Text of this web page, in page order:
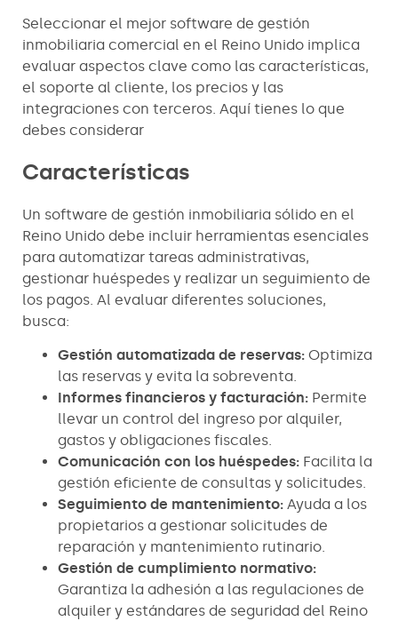
Seleccionar el mejor software de gestión
inmobiliaria comercial en el Reino Unido implica
evaluar aspectos clave como las características,
el soporte al cliente, los precios y las
integraciones con terceros. Aquí tienes lo que
debes considerar
Características
Un software de gestión inmobiliaria sólido en el
Reino Unido debe incluir herramientas esenciales
para automatizar tareas administrativas,
gestionar huéspedes y realizar un seguimiento de
los pagos. Al evaluar diferentes soluciones,
busca:
Gestión automatizada de reservas: Optimiza
las reservas y evita la sobreventa.
Informes financieros y facturación: Permite
llevar un control del ingreso por alquiler,
gastos y obligaciones fiscales.
Comunicación con los huéspedes: Facilita la
gestión eficiente de consultas y solicitudes.
Seguimiento de mantenimiento: Ayuda a los
propietarios a gestionar solicitudes de
reparación y mantenimiento rutinario.
Gestión de cumplimiento normativo:
Garantiza la adhesión a las regulaciones de
alquiler y estándares de seguridad del Reino